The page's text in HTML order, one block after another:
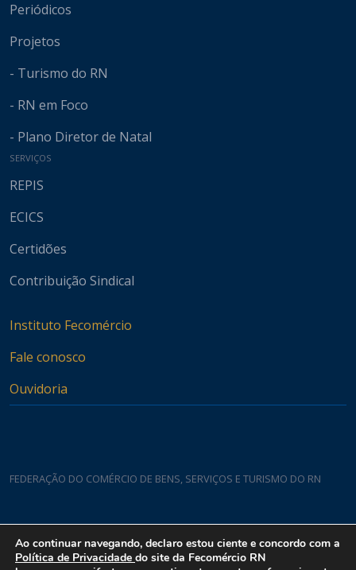
Periódicos
Projetos
- Turismo do RN
- RN em Foco
- Plano Diretor de Natal
SERVIÇOS
REPIS
ECICS
Certidões
Contribuição Sindical
Instituto Fecomércio
Fale conosco
Ouvidoria
FEDERAÇÃO DO COMÉRCIO DE BENS, SERVIÇOS E TURISMO DO RN
Rua Padre João Damasceno, 1935 - Lagoa Nova CEP 59075-760
Ao continuar navegando, declaro estou ciente e concordo com a
Política de Privacidade do site da Fecomércio RN